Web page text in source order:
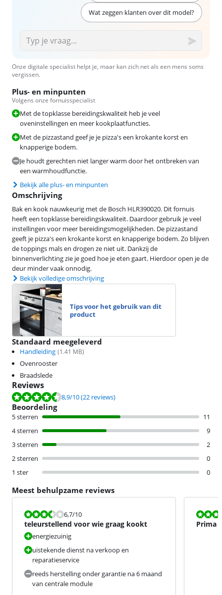
Wat zeggen klanten over dit model?
Onze digitale specialist helpt je, maar kan zich net als een mens soms
vergissen.
Plus- en minpunten
Volgens onze fornuisspecialist
Met de topklasse bereidingskwaliteit heb je veel
oveninstellingen en meer kookplaatfuncties.
Met de pizzastand geef je je pizza's een krokante korst en
knapperige bodem.
Je houdt gerechten niet langer warm door het ontbreken van
een warmhoudfunctie.
Bekijk alle plus- en minpunten
Omschrijving
Bak en kook nauwkeurig met de Bosch HLR390020. Dit fornuis
heeft een topklasse bereidingskwaliteit. Daardoor gebruik je veel
instellingen voor meer bereidingsmogelijkheden. De pizzastand
geeft je pizza's een krokante korst en knapperige bodem. Zo blijven
de toppings mals en drogen ze niet uit. Dankzij de
binnenverlichting zie je goed hoe je eten gaart. Hierdoor open je de
deur minder vaak onnodig.
Bekijk volledige omschrijving
Tips voor het gebruik van dit
product
Standaard meegeleverd
Handleiding (1.41 MB)
Ovenrooster
Braadslede
Reviews
Beoordeling is 8,9 van de 10, gebaseerd op 22 reviews.
8,9/10(22 reviews)
Beoordeling
5 sterren
11
4 sterren
9
3 sterren
2
2 sterren
0
1 ster
0
Meest behulpzame reviews
Beoordeling is 6,7 van de 10.
6,7/10
teleurstellend voor wie graag kookt
energiezuinig
uistekende dienst na verkoop en
reparatieservice
reeds herstelling onder garantie na 6 maand
van centrale module
Prima